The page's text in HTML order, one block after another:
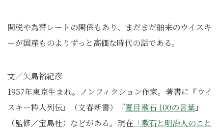
関税や為替レートの関係もあり、まだまだ舶来のウイスキ
ーが国産ものよりずっと高価な時代の話である。
文／矢島裕紀彦
1957年東京生まれ。ノンフィクション作家。著書に『ウイ
スキー粋人列伝』（文春新書）『夏目漱石 100の言葉』
（監修／宝島社）などがある。現在 「漱石と明治人のこと